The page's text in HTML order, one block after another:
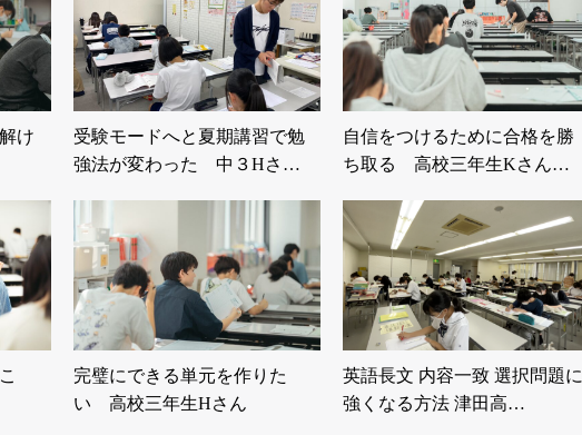
け
受験モードへと夏期講習で勉
強法が変わった 中３Hさ…
自信をつけるために合格を勝
ち取る 高校三年生Kさん…
完璧にできる単元を作りた
い 高校三年生Hさん
英語長文 内容一致 選択問題に
強くなる方法 津田高…